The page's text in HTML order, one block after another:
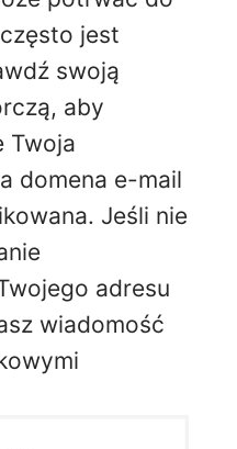
jest
swoją
aby
Twoja
domena e-mail
Jeśli nie
adresu
wiadomość